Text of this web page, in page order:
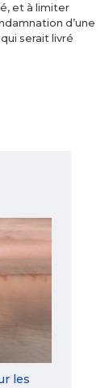
et à limiter
d’une
serait livré
les